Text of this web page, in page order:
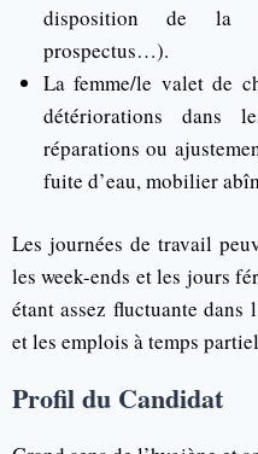
disposition de la
prospectus…).
La femme/le valet de
détériorations dans
réparations ou
fuite d’eau, mobilier
Les journées de travail
les week-ends et les jours
étant assez fluctuante dans
et les emplois à temps
Profil du Candidat